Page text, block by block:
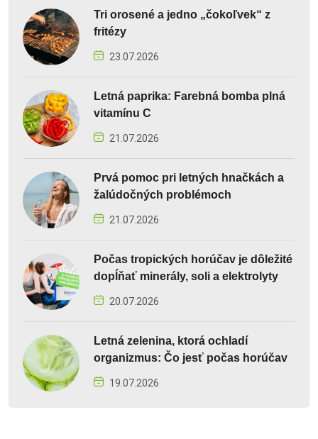
Tri orosené a jedno „čokoľvek“ z
fritézy
23.07.2026
Letná paprika: Farebná bomba plná
vitamínu C
21.07.2026
Prvá pomoc pri letných hnačkách a
žalúdočných problémoch
21.07.2026
Počas tropických horúčav je dôležité
dopĺňať minerály, soli a elektrolyty
20.07.2026
Letná zelenina, ktorá ochladí
organizmus: Čo jesť počas horúčav
19.07.2026